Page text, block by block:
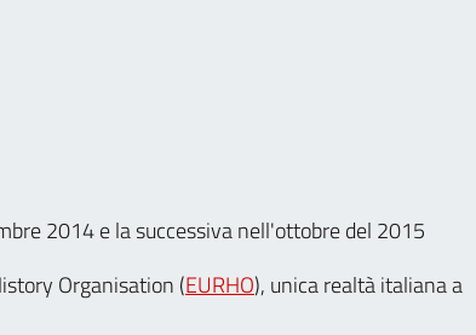
2014 e la successiva nell'ottobre del 2015
Organisation (EURHO), unica realtà italiana a